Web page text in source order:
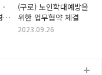
(구로) 노인학대예방을
위한 업무협약 체결
2023.09.26